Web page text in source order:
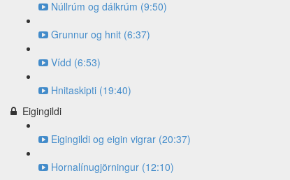
Núllrúm og dálkrúm (9:50)
Grunnur og hnit (6:37)
Vídd (6:53)
Hnitaskipti (19:40)
Eigingildi
Eigingildi og eigin vigrar (20:37)
Hornalínugjörningur (12:10)